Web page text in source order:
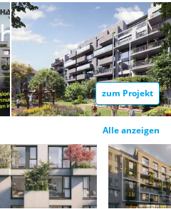
zum Projekt
Alle anzeigen